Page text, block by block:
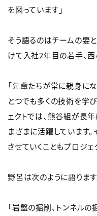
を図っています」
そう語るのはチームの要
けて入社2年目の若手、西
「先輩たちが常に親身に
とつでも多くの技術を学
ェクトでは、熊谷組が長
まざまに活躍しています
させていくこともプロジ
野呂は次のように語ります
「岩盤の掘削、トンネル